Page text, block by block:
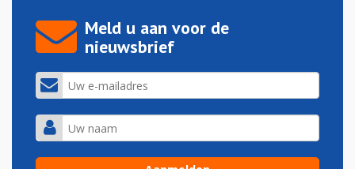
Meld u aan voor de
nieuwsbrief